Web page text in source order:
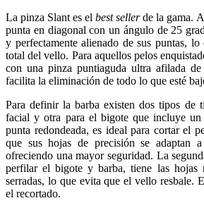
La pinza Slant es el best sellerde la gama.
punta en diagonal con un ángulo de 25
y perfectamente alienado de sus puntas,
total del vello. Para aquellos pelos
con una pinza puntiaguda ultra afilada
facilita la eliminación de todo lo que esté
Para definir la barba existen dos tipos de
facial y otra para el bigote que incluye
punta redondeada, es ideal para cortar el
que sus hojas de precisión se adaptan
ofreciendo una mayor seguridad. La
perfilar el bigote y barba, tiene las hojas
serradas, lo que evita que el vello resbale.
el recortado.